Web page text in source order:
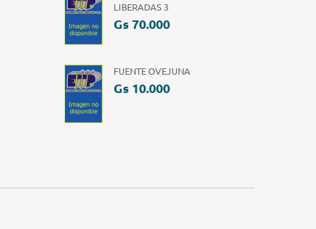
LIBERADAS 3
Gs 70.000
FUENTE OVEJUNA
Gs 10.000